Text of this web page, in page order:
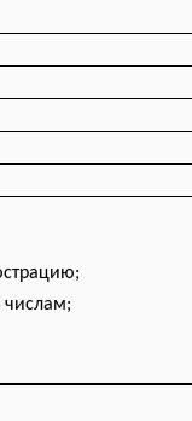
числам;